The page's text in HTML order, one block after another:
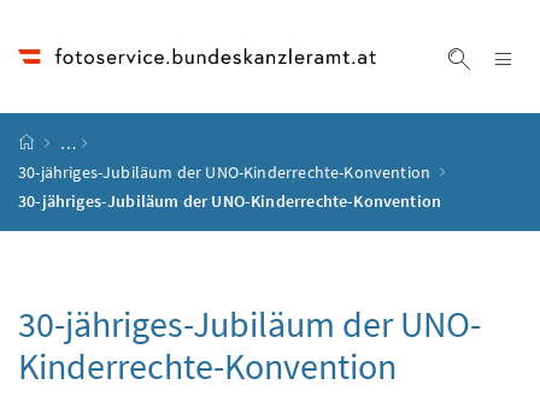
Startseite
…
30-jähriges-Jubiläum der UNO-Kinderrechte-Konvention
30-jähriges-Jubiläum der UNO-Kinderrechte-Konvention
30-jähriges-Jubiläum der UNO-
Kinderrechte-Konvention